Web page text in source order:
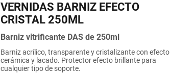
VERNIDAS BARNIZ EFECTO
CRISTAL 250ML
Barniz vitrificante DAS de 250ml
Barniz acrílico, transparente y cristalizante con efecto
cerámica y lacado. Protector efecto brillante para
cualquier tipo de soporte.